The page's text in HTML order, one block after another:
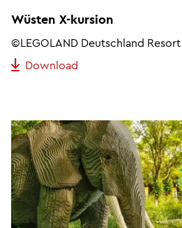
Wüsten X-kursion
©LEGOLAND Deutschland Resort
Download